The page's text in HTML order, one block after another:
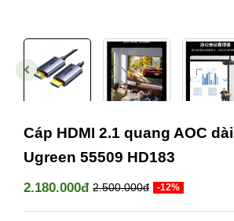
Cáp HDMI 2.1 quang AOC
Ugreen 55509 HD183
2.180.000đ 2.500.000đ -12%